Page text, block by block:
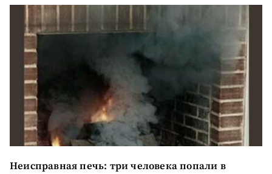
Неисправная печь: три человека попали в